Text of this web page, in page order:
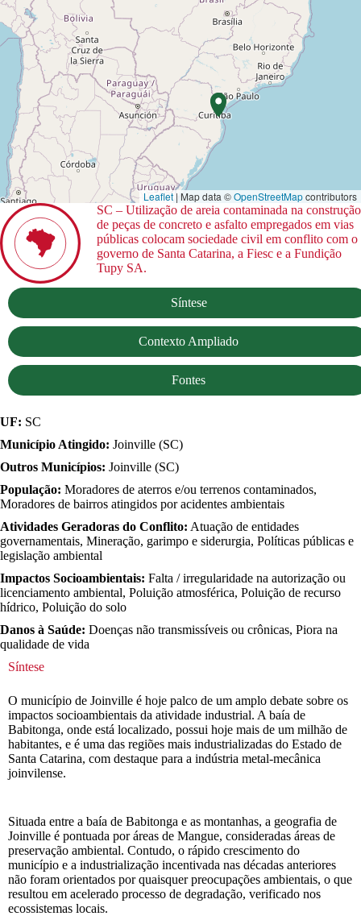
Leaflet | Map data ©OpenStreetMapcontributors
SC – Utilização de areia contaminada na construção
de peças de concreto e asfalto empregados em vias
públicas colocam sociedade civil em conflito com o
governo de Santa Catarina, a Fiesc e a Fundição
Tupy SA.
Síntese
Contexto Ampliado
Fontes
UF: SC
Município Atingido: Joinville (SC)
Outros Municípios: Joinville (SC)
População: Moradores de aterros e/ou terrenos contaminados,
Moradores de bairros atingidos por acidentes ambientais
Atividades Geradoras do Conflito: Atuação de entidades
governamentais, Mineração, garimpo e siderurgia, Políticas públicas e
legislação ambiental
Impactos Socioambientais: Falta / irregularidade na autorização ou
licenciamento ambiental, Poluição atmosférica, Poluição de recurso
hídrico, Poluição do solo
Danos à Saúde: Doenças não transmissíveis ou crônicas, Piora na
qualidade de vida
Síntese
O município de Joinville é hoje palco de um amplo debate sobre os
impactos socioambientais da atividade industrial. A baía de
Babitonga, onde está localizado, possui hoje mais de um milhão de
habitantes, e é uma das regiões mais industrializadas do Estado de
Santa Catarina, com destaque para a indústria metal-mecânica
joinvilense.
Situada entre a baía de Babitonga e as montanhas, a geografia de
Joinville é pontuada por áreas de Mangue, consideradas áreas de
preservação ambiental. Contudo, o rápido crescimento do
município e a industrialização incentivada nas décadas anteriores
não foram orientados por quaisquer preocupações ambientais, o que
resultou em acelerado processo de degradação, verificado nos
ecossistemas locais.